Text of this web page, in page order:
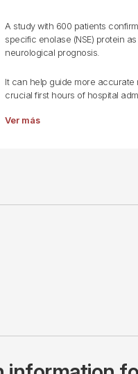
A study with 600 patients
specific enolase (NSE) protein
neurological prognosis.
It can help guide more
crucial first hours of hospital
Ver más